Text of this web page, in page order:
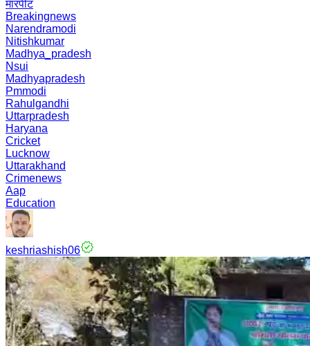
मारपीट
Breakingnews
Narendramodi
Nitishkumar
Madhya_pradesh
Nsui
Madhyapradesh
Pmmodi
Rahulgandhi
Uttarpradesh
Haryana
Cricket
Lucknow
Uttarakhand
Crimenews
Aap
Education
keshriashish06